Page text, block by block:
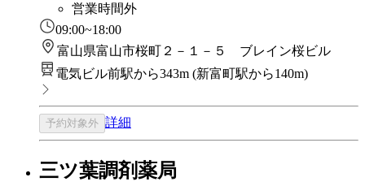
営業時間外
09:00~18:00
富山県富山市桜町２－１－５ ブレイン桜ビル
電気ビル前駅から343m (新富町駅から140m)
予約対象外 詳細
三ツ葉調剤薬局